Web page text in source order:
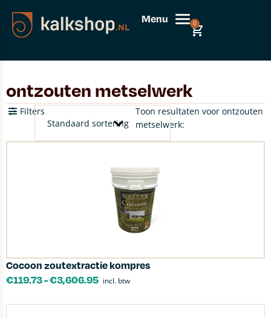
Menu 0
ontzouten metselwerk
Toon resultaten voor ontzouten
metselwerk:
Filters
Cocoon zoutextractie kompres
€119.73-€3,606.95 incl. btw